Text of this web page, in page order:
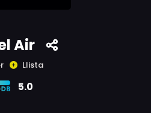
Air
Llista
5.0